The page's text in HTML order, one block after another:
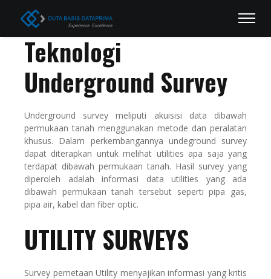
Teknologi
Underground Survey
Underground survey meliputi akuisisi data dibawah
permukaan tanah menggunakan metode dan peralatan
khusus. Dalam perkembangannya undeground survey
dapat diterapkan untuk melihat utilities apa saja yang
terdapat dibawah permukaan tanah. Hasil survey yang
diperoleh adalah informasi data utilities yang ada
dibawah permukaan tanah tersebut seperti pipa gas,
pipa air, kabel dan fiber optic.
UTILITY SURVEYS
Survey pemetaan Utility menyajikan informasi yang kritis